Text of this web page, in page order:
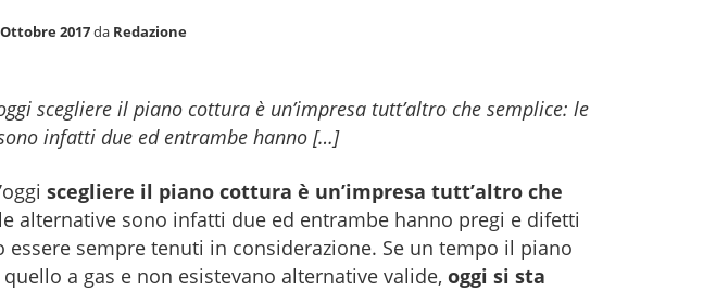
2017da Redazione
scegliere il piano cottura è un’impresa tutt’altro che semplice: le
infatti due ed entrambe hanno […]
scegliere il piano cottura è un’impresa tutt’altro che
alternative sono infatti due ed entrambe hanno pregi e difetti
essere sempre tenuti in considerazione. Se un tempo il piano
a gas e non esistevano alternative valide, oggi si sta